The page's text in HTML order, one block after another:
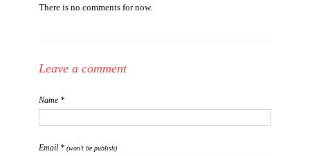
There is no comments for now.
Leave a comment
Name *
Email * (won't be publish)